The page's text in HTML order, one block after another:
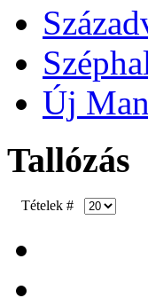
Új
Tallózás
Tételek #